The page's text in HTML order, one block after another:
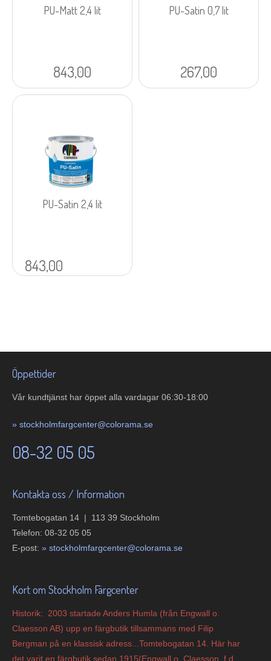
PU-Matt 2,4 lit
843,00
PU-Satin 0,7 lit
267,00
PU-Satin 2,4 lit
843,00
Öppettider
Vår kundtjänst har öppet alla vardagar 06:30-18:00
» stockholmfargcenter@colorama.se
08-32 05 05
Kontakta oss / Information
Tomtebogatan 14 | 113 39 Stockholm
Telefon: 08-32 05 05
E-post: » stockholmfargcenter@colorama.se
Kort om Stockholm Färgcenter
Historik: 2003 startade Anders Humla (från Engwall o.
Claesson AB) upp en färgbutik tillsammans med Filip
Bergman på en klassisk adress...Tomtebogatan 14. Här har
det varit en färgbutik sedan 1915(Engwall o. Claesson f.d